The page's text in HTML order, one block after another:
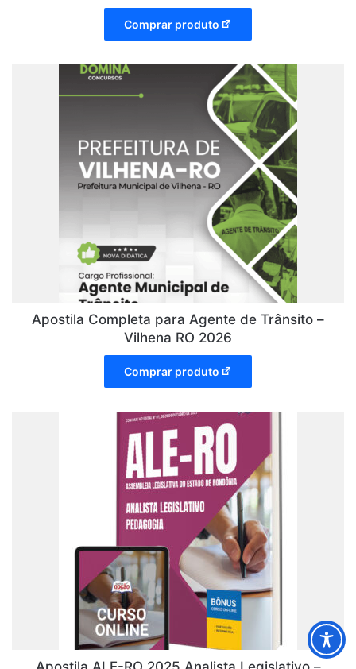
Comprar produto
Apostila Completa para Agente de Trânsito –
Vilhena RO 2026
Comprar produto